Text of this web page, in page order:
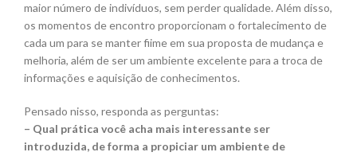
maior número de indivíduos, sem perder qualidade. Além disso,
os momentos de encontro proporcionam o fortalecimento de
cada um para se manter fiime em sua proposta de mudança e
melhoria, além de ser um ambiente excelente para a troca de
informações e aquisição de conhecimentos.
Pensado nisso, responda as perguntas:
– Qual prática você acha mais interessante ser
introduzida, de forma a propiciar um ambiente de